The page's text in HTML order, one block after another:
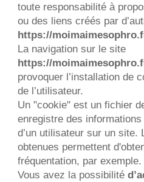
toute responsabilité à
https://
https://
provoquer l’installation de
de l’utilisateur.
Un "cookie" est un fichier
enregistre des
d’un utilisateur sur un site.
obtenues permettent
fréquentation, par exemple.
Vous avez la possibilité